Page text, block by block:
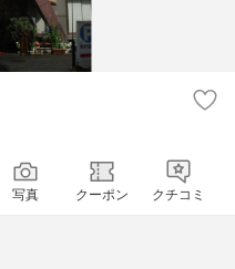
写真 クーポン クチコミ